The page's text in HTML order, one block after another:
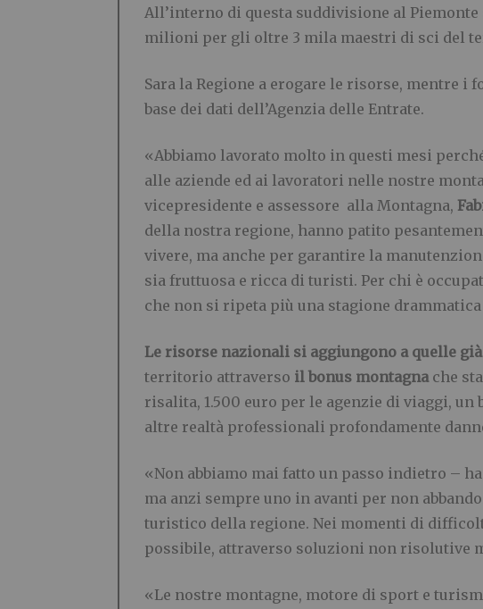
All’interno di questa suddivisione al
milioni per gli oltre 3 mila maestri di sci del
Sara la Regione a erogare le risorse, mentre
base dei dati dell’Agenzia delle Entrate.
«Abbiamo lavorato molto in questi mesi
alle aziende ed ai lavoratori nelle nostre
vicepresidente e assessore alla Montagna,
della nostra regione, hanno patito
vivere, ma anche per garantire la
sia fruttuosa e ricca di turisti. Per chi è
che non si ripeta più una stagione
Le risorse nazionali si aggiungono a quelle
territorio attraverso il bonus montagnache
risalita, 1.500 euro per le agenzie di viaggi,
altre realtà professionali profondamente
«Non abbiamo mai fatto un passo indietro –
ma anzi sempre uno in avanti per non
turistico della regione. Nei momenti di
possibile, attraverso soluzioni non risolutive
«Le nostre montagne, motore di sport e